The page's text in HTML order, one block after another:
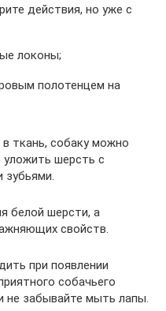
действия, но уже с
локоны;
полотенцем на
ткань, собаку можно
уложить шерсть с
белой шерсти, а
свойств.
при появлении
собачьего
не забывайте мыть лапы.